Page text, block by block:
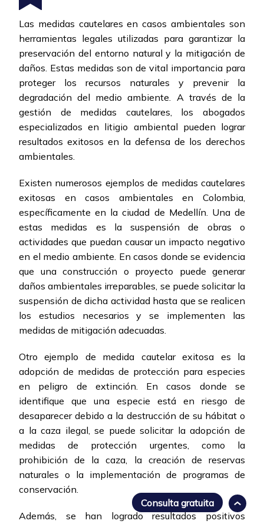
Las medidas cautelares en casos ambientales son
herramientas legales utilizadas para garantizar la
preservación del entorno natural y la mitigación de
daños. Estas medidas son de vital importancia para
proteger los recursos naturales y prevenir la
degradación del medio ambiente. A través de la
gestión de medidas cautelares, los abogados
especializados en litigio ambiental pueden lograr
resultados exitosos en la defensa de los derechos
ambientales.
Existen numerosos ejemplos de medidas cautelares
exitosas en casos ambientales en Colombia,
específicamente en la ciudad de Medellín. Una de
estas medidas es la suspensión de obras o
actividades que puedan causar un impacto negativo
en el medio ambiente. En casos donde se evidencia
que una construcción o proyecto puede generar
daños ambientales irreparables, se puede solicitar la
suspensión de dicha actividad hasta que se realicen
los estudios necesarios y se implementen las
medidas de mitigación adecuadas.
Otro ejemplo de medida cautelar exitosa es la
adopción de medidas de protección para especies
en peligro de extinción. En casos donde se
identifique que una especie está en riesgo de
desaparecer debido a la destrucción de su hábitat o
a la caza ilegal, se puede solicitar la adopción de
medidas de protección urgentes, como la
prohibición de la caza, la creación de reservas
naturales o la implementación de programas de
conservación.
Además, se han logrado resultados positivos
Consulta gratuita